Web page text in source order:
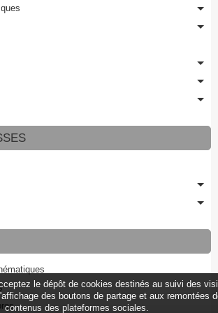
le dépôt de cookies destinés au suivi des
des boutons de partage et aux remontées
contenus des plateformes sociales.